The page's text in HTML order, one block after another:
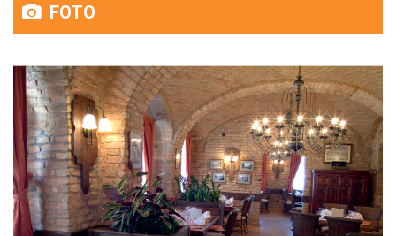
FOTO